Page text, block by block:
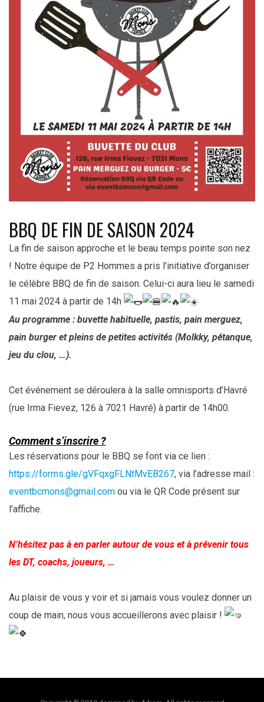
BBQ DE FIN DE SAISON 2024
La fin de saison approche et le beau temps pointe son nez
! Notre équipe de P2 Hommes a pris l’initiative d’organiser
le célèbre BBQ de fin de saison. Celui-ci aura lieu le samedi
11 mai 2024 à partir de 14h
Au programme : buvette habituelle, pastis, pain merguez,
pain burger et pleins de petites activités (Molkky, pétanque,
jeu du clou, …).
Cet événement se déroulera à la salle omnisports d’Havré
(rue Irma Fievez, 126 à 7021 Havré) à partir de 14h00.
Comment s’inscrire ?
Les réservations pour le BBQ se font via ce lien :
https://forms.gle/gVFqxgFLNtMvEB267, via l’adresse mail :
eventbcmons@gmail.com ou via le QR Code présent sur
l’affiche.
N’hésitez pas à en parler autour de vous et à prévenir tous
les DT, coachs, joueurs, …
Au plaisir de vous y voir et si jamais vous voulez donner un
coup de main, nous vous accueillerons avec plaisir !